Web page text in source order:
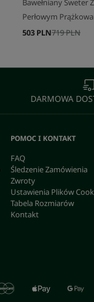
Bawełniany Sweter
Perłowym
719 PLN
503 PLN
DARMOWA
POMOC I KONTAKT
FAQ
Śledzenie Zamówienia
Zwroty
Ustawienia Plików
Tabela Rozmiarów
Kontakt